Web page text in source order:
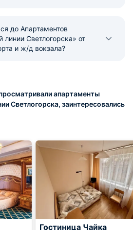
до Апартаментов
линии Светлогорска» от
и ж/д вокзала?
апартаменты
Светлогорска, заинтересовались
Гостиница Чайка